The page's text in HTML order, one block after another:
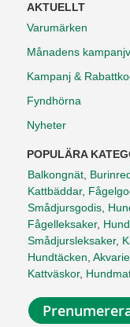
AKTUELLT
Varumärken
Månadens
Kampanj &
Fyndhörna
Nyheter
POPULÄRA
Balkongnät,
Kattbäddar,
Smådjursgodis,
Fågelleksaker,
Smådjursleksaker,
Hundtäcken,
Kattväskor,